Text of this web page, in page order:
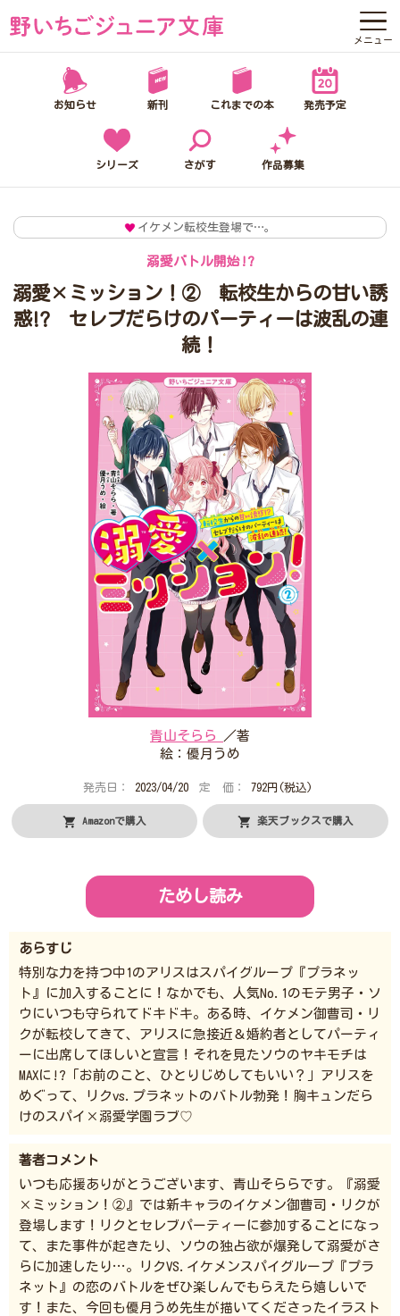
メニュー
野いちごジュニア文庫って？
シリーズ
さがす
プレゼントコーナー
公式Twitterアカウント
公式LINEアカウント
作品投稿ガイドライン
作品掲載ポリシー 掲示板投稿規約
プライバシーポリシー 著作権について
企業情報
お知らせ 新刊 これまでの本 発売予定
シリーズ さがす 作品募集
イケメン転校生登場で…。
溺愛バトル開始!?
溺愛×ミッション！② 転校生からの甘い誘
惑⁉ セレブだらけのパーティーは波乱の連
続！
青山そらら
／著
絵：優月うめ
発売日： 2023/04/20 定 価： 792円(税込)
Amazonで購入 楽天ブックスで購入
ためし読み
あらすじ
特別な力を持つ中1のアリスはスパイグループ『プラネッ
ト』に加入することに！なかでも、人気No.1のモテ男子・ソ
ウにいつも守られてドキドキ。ある時、イケメン御曹司・リ
クが転校してきて、アリスに急接近＆婚約者としてパーティ
ーに出席してほしいと宣言！それを見たソウのヤキモチは
MAXに!?「お前のこと、ひとりじめしてもいい？」アリスを
めぐって、リクvs.プラネットのバトル勃発！胸キュンだら
けのスパイ×溺愛学園ラブ♡
著者コメント
いつも応援ありがとうございます、青山そららです。『溺愛
×ミッション！②』では新キャラのイケメン御曹司・リクが
登場します！リクとセレブパーティーに参加することになっ
て、また事件が起きたり、ソウの独占欲が爆発して溺愛がさ
らに加速したり…。リクVS.イケメンスパイグループ『プラ
ネット』の恋のバトルをぜひ楽しんでもらえたら嬉しいで
す！また、今回も優月うめ先生が描いてくださったイラスト